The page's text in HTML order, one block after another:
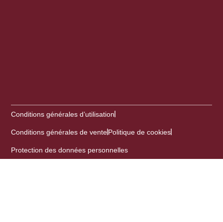
Conditions générales d’utilisation
Conditions générales de ventePolitique de cookies
Protection des données personnelles